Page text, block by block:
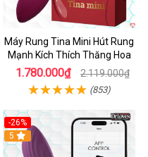
Máy Rung Tina Mini Hút Rung
Mạnh Kích Thích Thăng Hoa
1.780.000₫ 2.119.000₫
(853)
-26%
Hot
5